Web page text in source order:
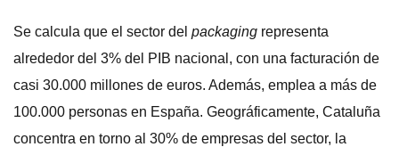
Se calcula que el sector del packaging representa
alrededor del 3% del PIB nacional, con una facturación de
casi 30.000 millones de euros. Además, emplea a más de
100.000 personas en España. Geográficamente, Cataluña
concentra en torno al 30% de empresas del sector, la